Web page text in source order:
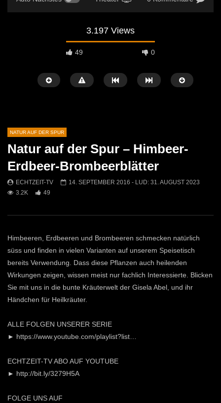
3.197 Views
49 0
NATUR AUF DER SPUR
Natur auf der Spur – Himbeer-
Erdbeer-Brombeerblätter
ECHTZEIT-TV 14. SEPTEMBER 2016 - LUD: 31. AUGUST 2023
3.2K
49
Himbeeren, Erdbeeren und Brombeeren schmecken natürlich
süss und finden in vielen Varianten auf unserem Speisetisch
bereits Verwendung. Dass diese Pflanzen auch heilenden
Wirkungen zeigen, wissen meist nur fachlich Interessierte. Blicken
Sie mit uns in die bunte Kräuterwelt der Gisela Abel, und ihr
Händchen für Heilkräuter.
ALLE FOLGEN UNSERER SERIE
► https://www.youtube.com/playlist?list…
ECHTZEIT-TV ABO AUF YOUTUBE
► http://bit.ly/3279H5A
FOLGE UNS AUF